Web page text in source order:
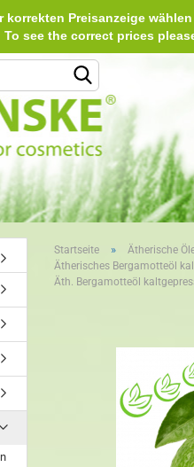
korrekten Preisanzeige
To see the correct
Startseite » Ätherische
Ätherisches Bergamotteöl
Äth. Bergamotteöl